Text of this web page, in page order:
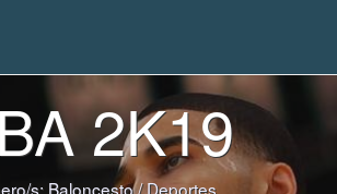
2K19
s: Baloncesto/Deportes